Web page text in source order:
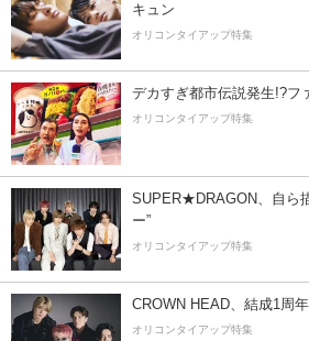
キュン
オリコンタイアップ特集
デカすぎ都市伝説発生!?フ
オリコンタイアップ特集
SUPER★DRAGON、自ら
ー”
オリコンタイアップ特集
CROWN HEAD、結成1周
オリコンタイアップ特集